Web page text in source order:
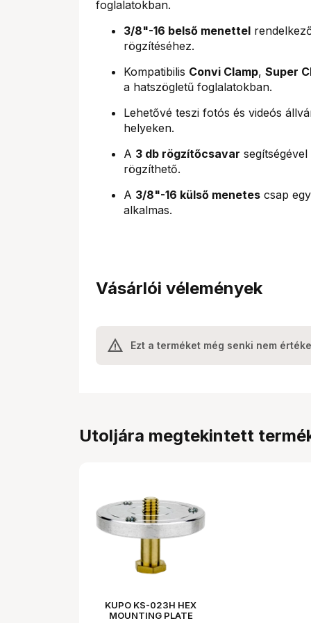
foglalatokban.
3/8"-16 belső menettel
rögzítéséhez.
Kompatibilis Convi Clamp, Super
a hatszögletű foglalatokban.
Lehetővé teszi fotós és videós
helyeken.
A 3 db rögzítőcsavar
rögzíthető.
A 3/8"-16 külső menetes csap
alkalmas.
Vásárlói vélemények
Ezt a terméket még senki nem
Utoljára megtekintett
KUPO KS-023H HEX
MOUNTING PLATE